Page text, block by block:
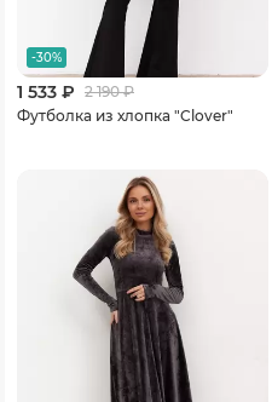
-30%
1 533 ₽ 2 190₽
Футболка из хлопка "Clover"